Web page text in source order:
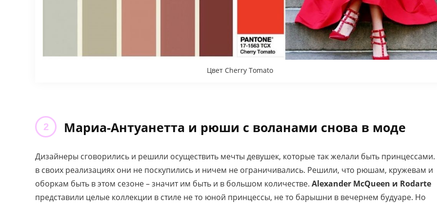
Цвет Cherry Tomato
Мариа-Антуанетта и рюши с воланами снова в моде
Дизайнеры сговорились и решили осуществить мечты девушек, которые так желали быть
в своих реализациях они не поскупились и ничем не ограничивались. Решили, что рюшам, кружевам и
оборкам быть в этом сезоне – значит им быть и в большом количестве. Alexander McQueen и Rodarte
представили целые коллекции в стиле не то юной принцессы, не то барышни в вечернем будуаре. Но